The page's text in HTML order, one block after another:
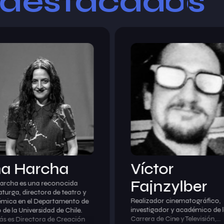
Harcha
es una reconocida
directora de teatro y
en el Departamento de
de la Universidad de Chile.
es Directora de Creación
Víctor
Fajnzylber
Realizador cinematográfico,
investigador y académico de
Carrera de Cine y Televisión,…